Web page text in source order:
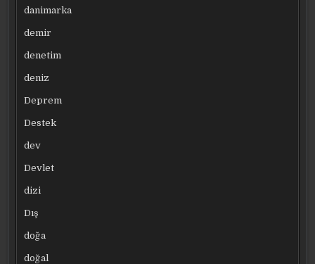
danimarka
demir
denetim
deniz
Deprem
Destek
dev
Devlet
dizi
Dış
doğa
doğal